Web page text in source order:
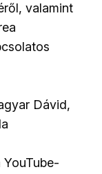
valamint
Dávid,